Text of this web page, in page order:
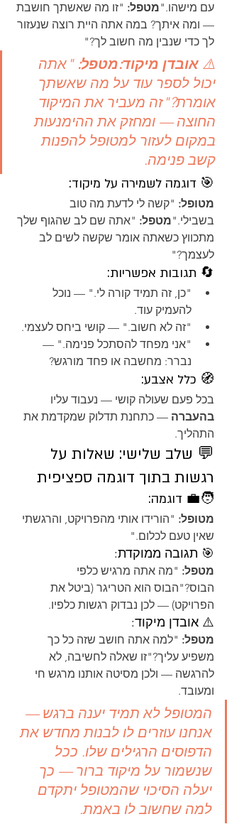
עם מישהו."מטפל: "זו מה שאשתך חושבת
— ומה איתך? במה אתה היית רוצה שנעזור
לך כדי שנבין מה חשוב לך?"
⚠️ אובדן מיקוד:מטפל: "אתה
יכול לספר עוד על מה שאשתך
אומרת?"זה מעביר את המיקוד
החוצה — ומחזק את ההימנעות
במקום לעזור למטופל להפנות
קשב פנימה.
🎯 דוגמה לשמירה על מיקוד:
מטופל: "קשה לי לדעת מה טוב
בשבילי."מטפל: "אתה שם לב שהגוף שלך
מתכווץ כשאתה אומר שקשה לשים לב
לעצמך?"
🔄 תגובות אפשריות:
"כן, זה תמיד קורה לי." — נוכל
להעמיק עוד.
"זה לא חשוב." — קושי ביחס לעצמי.
"אני מפחד להסתכל פנימה." —
נברר: מחשבה או פחד מורגש?
🧭 כלל אצבע:
בכל פעם שעולה קושי — נעבוד עליו
בהעברה — כתחנת תדלוק שמקדמת את
התהליך.
💬 שלב שלישי: שאלות על
רגשות בתוך דוגמה ספציפית
🧑‍💼 דוגמה:
מטופל: "הורידו אותי מהפרויקט, והרגשתי
שאין טעם לכלום."
🎯 תגובה ממוקדת:
מטפל: "מה אתה מרגיש כלפי
הבוס?"הבוס הוא הטריגר (ביטל את
הפרויקט) — לכן נבדוק רגשות כלפיו.
⚠️ אובדן מיקוד:
מטפל: "למה אתה חושב שזה כל כך
משפיע עליך?"זו שאלה לחשיבה, לא
להרגשה — ולכן מסיטה אותנו מרגש חי
ומעובד.
המטופל לא תמיד יענה ברגש —
אנחנו עוזרים לו לבנות מחדש את
הדפוסים הרגילים שלו. ככל
שנשמור על מיקוד ברור — כך
יעלה הסיכוי שהמטופל יתקדם
למה שחשוב לו באמת.